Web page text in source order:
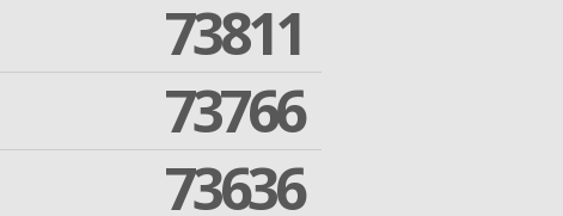
73811
73766
73636